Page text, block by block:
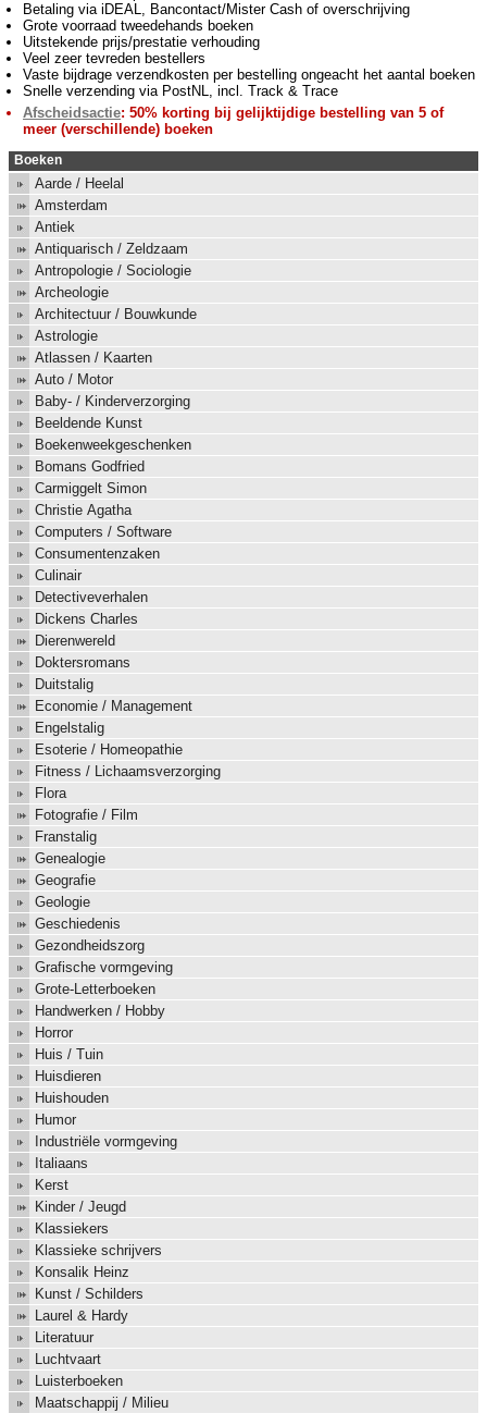
Betaling via iDEAL, Bancontact/Mister Cash of overschrijving
Grote voorraad tweedehands boeken
Uitstekende prijs/prestatie verhouding
Veel zeer tevreden bestellers
Vaste bijdrage verzendkosten per bestelling ongeacht het aantal boeken
Snelle verzending via PostNL, incl. Track & Trace
Afscheidsactie: 50% korting bij gelijktijdige bestelling van 5 of
meer (verschillende) boeken
Boeken
Aarde / Heelal
Amsterdam
Antiek
Antiquarisch / Zeldzaam
Antropologie / Sociologie
Archeologie
Architectuur / Bouwkunde
Astrologie
Atlassen / Kaarten
Auto / Motor
Baby- / Kinderverzorging
Beeldende Kunst
Boekenweekgeschenken
Bomans Godfried
Carmiggelt Simon
Christie Agatha
Computers / Software
Consumentenzaken
Culinair
Detectiveverhalen
Dickens Charles
Dierenwereld
Doktersromans
Duitstalig
Economie / Management
Engelstalig
Esoterie / Homeopathie
Fitness / Lichaamsverzorging
Flora
Fotografie / Film
Franstalig
Genealogie
Geografie
Geologie
Geschiedenis
Gezondheidszorg
Grafische vormgeving
Grote-Letterboeken
Handwerken / Hobby
Horror
Huis / Tuin
Huisdieren
Huishouden
Humor
Industriële vormgeving
Italiaans
Kerst
Kinder / Jeugd
Klassiekers
Klassieke schrijvers
Konsalik Heinz
Kunst / Schilders
Laurel & Hardy
Literatuur
Luchtvaart
Luisterboeken
Maatschappij / Milieu